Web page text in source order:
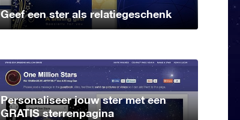
Geef een ster als relatiegeschenk
Personaliseer jouw ster met een
GRATIS sterrenpagina